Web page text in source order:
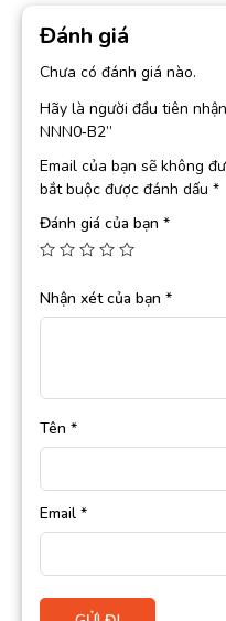
Đánh giá
Chưa có đánh giá nào.
Hãy là người đầu tiên
NNN0‐B2”
Email của bạn sẽ không
bắt buộc được đánh dấu *
Đánh giá của bạn *
Nhận xét của bạn *
Tên *
Email *